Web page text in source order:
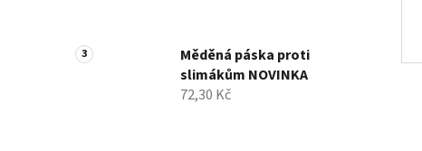
Měděná páska proti
slimákům NOVINKA
72,30 Kč